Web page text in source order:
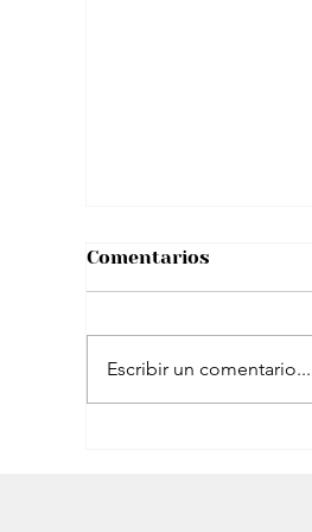
Comentarios
Escribir un comentario...